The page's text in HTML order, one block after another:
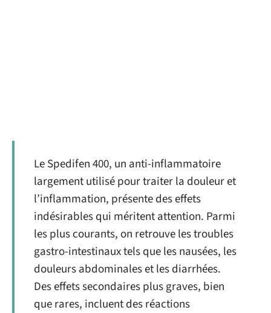
Le Spedifen 400, un anti-inflammatoire
largement utilisé pour traiter la douleur et
l’inflammation, présente des effets
indésirables qui méritent attention. Parmi
les plus courants, on retrouve les troubles
gastro-intestinaux tels que les nausées, les
douleurs abdominales et les diarrhées.
Des effets secondaires plus graves, bien
que rares, incluent des réactions